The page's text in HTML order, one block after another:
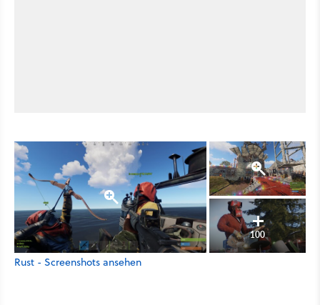
100
Rust - Screenshots ansehen